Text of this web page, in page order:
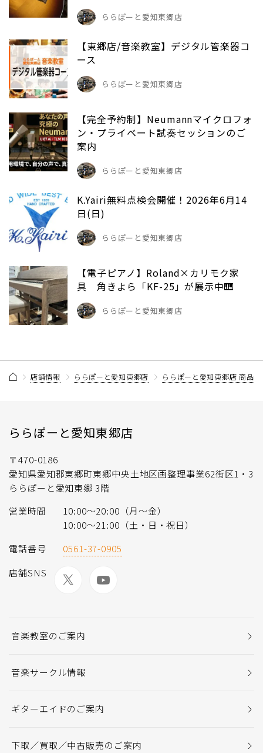
ららぽーと愛知東郷店
【東郷店/音楽教室】デジタル管楽器コ
ース
ららぽーと愛知東郷店
【完全予約制】Neumannマイクロフォ
ン・プライベート試奏セッションのご
案内
ららぽーと愛知東郷店
K.Yairi無料点検会開催！2026年6月14
日(日)
ららぽーと愛知東郷店
【電子ピアノ】Roland×カリモク家
具 角きよら「KF-25」が展示中🎹
ららぽーと愛知東郷店
店舗情報 ららぽーと愛知東郷店 ららぽーと愛知東郷店 商品
ららぽーと愛知東郷店
〒470-0186
愛知県愛知郡東郷町東郷中央土地区画整理事業62街区1・3
ららぽーと愛知東郷 3階
営業時間
10:00～20:00（月～金）
10:00～21:00（土・日・祝日）
電話番号
0561-37-0905
店舗SNS
音楽教室のご案内
音楽サークル情報
ギターエイドのご案内
下取／買取／中古販売のご案内